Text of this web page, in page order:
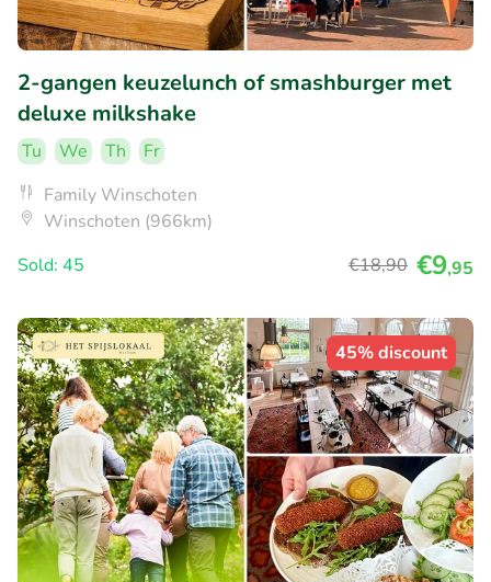
2-gangen keuzelunch of smashburger met
deluxe milkshake
Tu We Th
Fr
Family Winschoten
Winschoten (966km)
Sold: 45
€18,90 €9,95
45% discount